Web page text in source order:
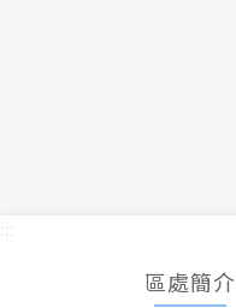
:::
區處簡介